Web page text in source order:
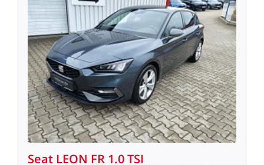
Seat LEON FR 1.0TSI